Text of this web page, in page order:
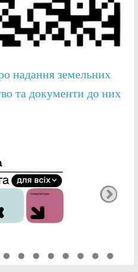
надання земельних
та документи до них